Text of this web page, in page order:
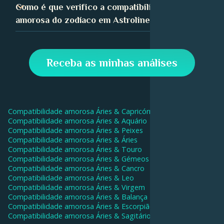
compreender as suas relações.
A compatibilidade sexual pode desempenhar um papel
importante no sucesso de uma relação. A sexualidade é
um aspeto importante da tua identidade e, quando está
ligação íntima mais profunda.
Como é que verifico a compatibilidade
amorosa do zodíaco em Astroline?
Compatibilidade e introduz os teus dados de aniversário
e os do teu parceiro. A nossa IA calculará então a tua
pontuação de compatibilidade e dará interpretações
Receba as minhas análises
Compatibilidade amorosa Áries & Capricórnio
Compatibilidade amorosa Áries & Aquário
Compatibilidade amorosa Áries & Peixes
Compatibilidade amorosa Áries & Áries
Compatibilidade amorosa Áries & Touro
Compatibilidade amorosa Áries & Gémeos
Compatibilidade amorosa Áries & Cancro
Compatibilidade amorosa Áries & Leo
Compatibilidade amorosa Áries & Virgem
Compatibilidade amorosa Áries & Balança
Compatibilidade amorosa Áries & Escorpião
Compatibilidade amorosa Áries & Sagitário